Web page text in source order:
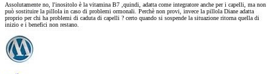
Assolutamente no, l'inositolo è la vitamina B7 ,quindi, adatta come integratore anche per i capelli, ma non
può sostituire la pillola in caso di problemi ormonali. Perchè non provi, invece la pillola Diane adatta
proprio per chi ha problemi di caduta di capelli ? certo quando si sospende la situazione ritorna quella di
inizio e i benefici non restano.